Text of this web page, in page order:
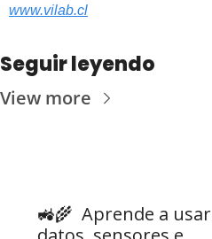
www.vilab.cl
Seguir leyendo
View more
🚜🌾 Aprende a usar